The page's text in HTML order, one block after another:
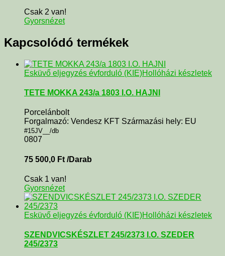
Csak 2 van!
Gyorsnézet
Kapcsolódó termékek
Esküvő eljegyzés évforduló (KIE)Hollóházi készletek
TETE MOKKA 243/a 1803 I.O. HAJNI
Porcelánbolt
Forgalmazó: Vendesz KFT Származási hely: EU
#15JV__/db
0807
75 500,0 Ft /Darab
Csak 1 van!
Gyorsnézet
Esküvő eljegyzés évforduló (KIE)Hollóházi készletek
SZENDVICSKÉSZLET 245/2373 I.O. SZEDER
245/2373